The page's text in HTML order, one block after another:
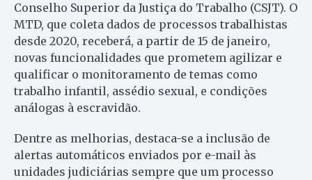
Conselho Superior da Justiça do Trabalho (CSJT). O
MTD, que coleta dados de processos trabalhistas
desde 2020, receberá, a partir de 15 de janeiro,
novas funcionalidades que prometem agilizar e
qualificar o monitoramento de temas como
trabalho infantil, assédio sexual, e condições
análogas à escravidão.
Dentre as melhorias, destaca-se a inclusão de
alertas automáticos enviados por e-mail às
unidades judiciárias sempre que um processo